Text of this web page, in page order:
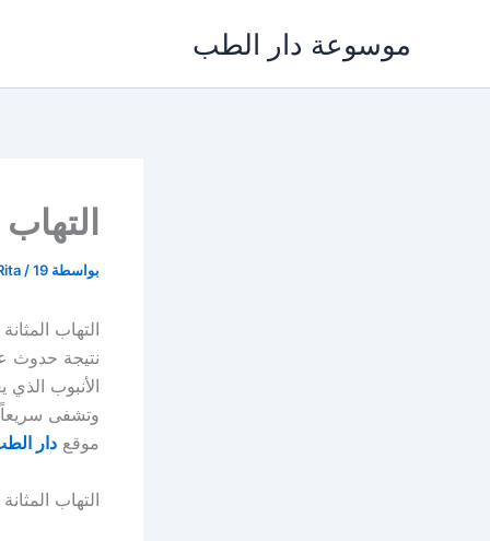
موسوعة دار الطب
بواسطة /19 أبريل، 2024
التهاب
نتيجة حدوث
الأنبوب
وتشفى
موقع دار
التهاب